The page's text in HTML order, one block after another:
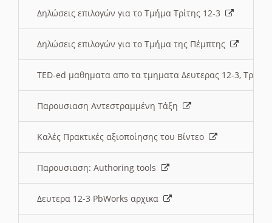
Δηλώσεις επιλογών για το Τμήμα Τρίτης 12-3
Δηλώσεις επιλογών για το Τμήμα της Πέμπτης
TED-ed μαθηματα απο τα τμηματα Δευτερας 12-3,
Παρουσιαση Αντεστραμμένη Τάξη
Καλές Πρακτικές αξιοποίησης του Βίντεο
Παρουσιαση: Authoring tools
Δευτερα 12-3 PbWorks αρχικα